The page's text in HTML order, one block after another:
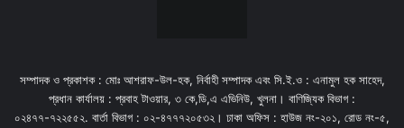
সম্পাদক ও প্রকাশক : মোঃ আশরাফ-উল-হক, নির্বাহী সম্পাদক এবং সি.ই.ও : এনামুল হক সাহেদ,
প্রধান কার্যালয় : প্রবাহ টাওয়ার, ৩ কে,ডি,এ এভিনিউ, খুলনা। বাণিজ্যিক বিভাগ :
০২৪৭৭-৭২২৫৫২. বার্তা বিভাগ : ০২-৪৭৭৭২০৫৩২। ঢাকা অফিস : হাউজ নং-২০১, রোড নং-৫,